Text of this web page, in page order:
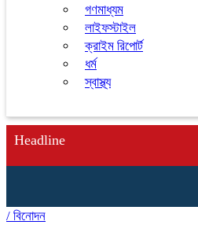
গণমাধ্যম
লাইফস্টাইল
ক্রাইম রিপোর্ট
ধর্ম
স্বাস্থ্য
Headline
/ বিনোদন